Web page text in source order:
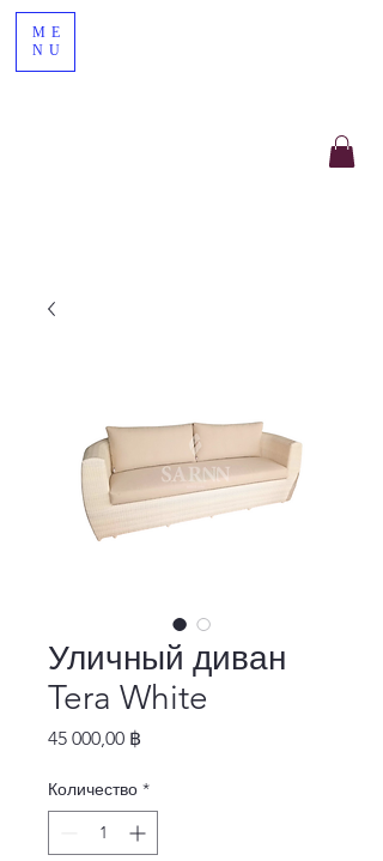
ME
NU
Уличный диван
Tera White
45 000,00 ฿
Количество *